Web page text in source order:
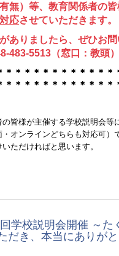
無）等、教育関係者の
応させていただきます。
ありましたら、ぜひお問
（窓口：教頭）
＊＊＊＊＊＊＊＊＊＊＊＊
＊＊＊＊＊＊＊＊＊＊＊＊
皆様が主催する学校説明会等
・オンラインどちらも対応可）
ただければと思います。
学校説明会開催 ～た
だき、本当にありが